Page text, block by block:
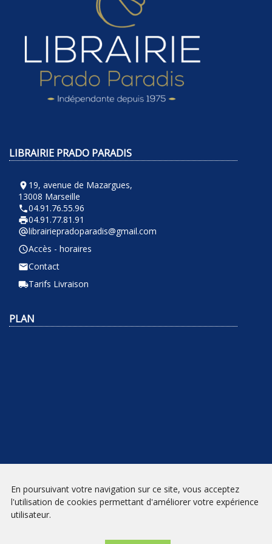
LIBRAIRIE PRADO PARADIS
room 19, avenue de Mazargues,
13008 Marseille
phone04.91.76.55.96
local_printshop04.91.77.81.91
alternate_emaillibrairiepradoparadis@gmail.com
query_builderAccès - horaires
emailContact
local_shippingTarifs Livraison
PLAN
NEWSLETTER
En poursuivant votre navigation sur ce site, vous acceptez
l'utilisation de cookies permettant d'améliorer votre expérience
utilisateur.